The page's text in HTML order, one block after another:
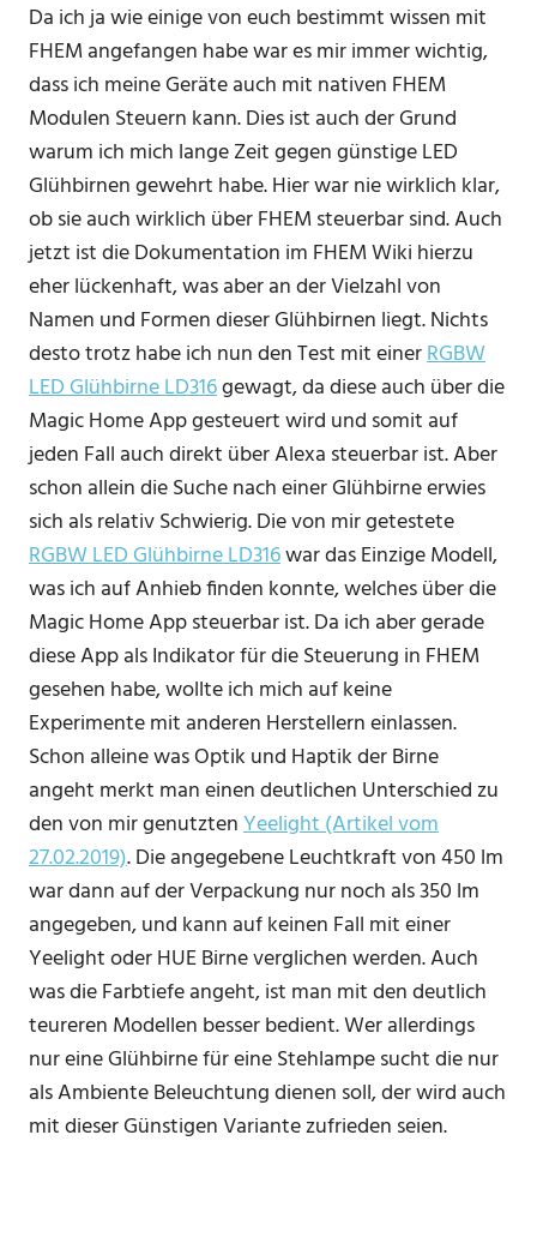
Da ich ja wie einige von euch bestimmt wissen mit
FHEM angefangen habe war es mir immer wichtig,
dass ich meine Geräte auch mit nativen FHEM
Modulen Steuern kann. Dies ist auch der Grund
warum ich mich lange Zeit gegen günstige LED
Glühbirnen gewehrt habe. Hier war nie wirklich klar,
ob sie auch wirklich über FHEM steuerbar sind. Auch
jetzt ist die Dokumentation im FHEM Wiki hierzu
eher lückenhaft, was aber an der Vielzahl von
Namen und Formen dieser Glühbirnen liegt. Nichts
desto trotz habe ich nun den Test mit einerRGBW
LED Glühbirne LD316gewagt, da diese auch über die
Magic Home App gesteuert wird und somit auf
jeden Fall auch direkt über Alexa steuerbar ist. Aber
schon allein die Suche nach einer Glühbirne erwies
sich als relativ Schwierig. Die von mir getestete
RGBW LED Glühbirne LD316war das Einzige Modell,
was ich auf Anhieb finden konnte, welches über die
Magic Home App steuerbar ist. Da ich aber gerade
diese App als Indikator für die Steuerung in FHEM
gesehen habe, wollte ich mich auf keine
Experimente mit anderen Herstellern einlassen.
Schon alleine was Optik und Haptik der Birne
angeht merkt man einen deutlichen Unterschied zu
den von mir genutztenYeelight (Artikel vom
27.02.2019). Die angegebene Leuchtkraft von 450 lm
war dann auf der Verpackung nur noch als 350 lm
angegeben, und kann auf keinen Fall mit einer
Yeelight oder HUE Birne verglichen werden. Auch
was die Farbtiefe angeht, ist man mit den deutlich
teureren Modellen besser bedient. Wer allerdings
nur eine Glühbirne für eine Stehlampe sucht die nur
als Ambiente Beleuchtung dienen soll, der wird auch
mit dieser Günstigen Variante zufrieden seien.